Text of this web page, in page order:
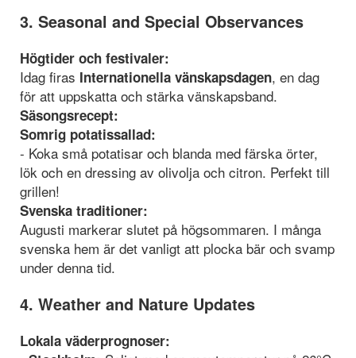
3. Seasonal and Special Observances
Högtider och festivaler:
Idag firas Internationella vänskapsdagen, en dag
för att uppskatta och stärka vänskapsband.
Säsongsrecept:
Somrig potatissallad:
- Koka små potatisar och blanda med färska örter,
lök och en dressing av olivolja och citron. Perfekt till
grillen!
Svenska traditioner:
Augusti markerar slutet på högsommaren. I många
svenska hem är det vanligt att plocka bär och svamp
under denna tid.
4. Weather and Nature Updates
Lokala väderprognoser: